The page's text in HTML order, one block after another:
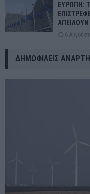
ΕΥΡΩΠΗ:
6
ΔΗΜΟΦΙΛΕΊΣ